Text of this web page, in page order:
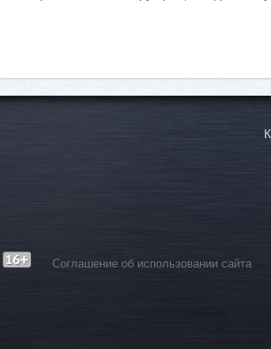
Соглашение об использовании сайта